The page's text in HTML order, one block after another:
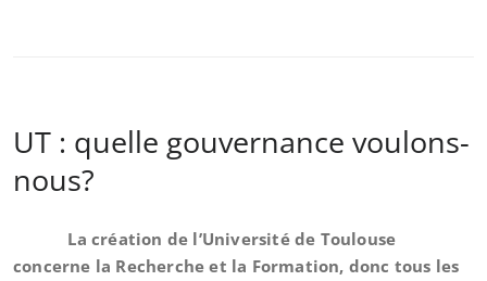
UT : quelle gouvernance voulons-
nous?
La création de l’Université de Toulouse
concerne la Recherche et la Formation, donc tous les